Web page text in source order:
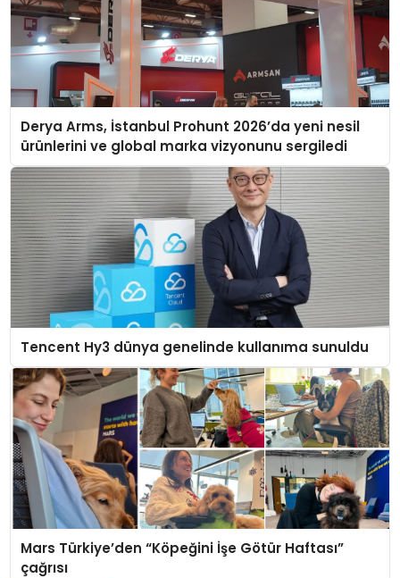
Derya Arms, İstanbul Prohunt 2026’da yeni nesil
ürünlerini ve global marka vizyonunu sergiledi
Tencent Hy3 dünya genelinde kullanıma sunuldu
Mars Türkiye’den “Köpeğini İşe Götür Haftası”
çağrısı